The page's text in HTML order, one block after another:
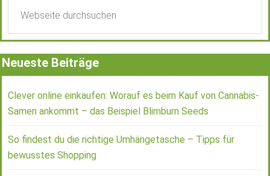
Neueste Beiträge
Clever online einkaufen: Worauf es beim Kauf von Cannabis-
Samen ankommt – das Beispiel Blimburn Seeds
So findest du die richtige Umhängetasche – Tipps für
bewusstes Shopping